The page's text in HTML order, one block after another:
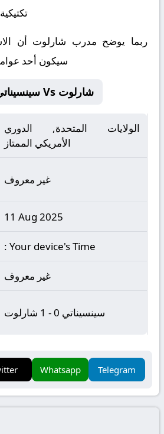
ربما يوضح مدرب شارلوت أن
سيكون أحد
Matche Card سينسيناتي Vs شارلوت
الولايات المتحدة, الدوري
الأمريكي الممتاز
غير معروف
11 Aug 2025
: Your device's Time
غير معروف
سينسيناتي 0 - 1 شارلوت
Whatsapp Telegram